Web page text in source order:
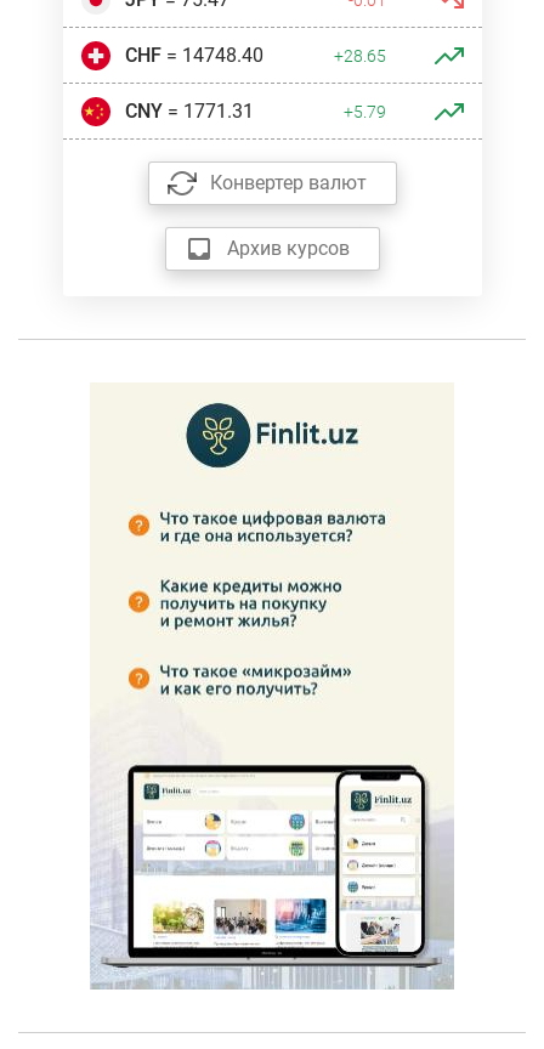
CHF= 14748.40 +28.65
CNY= 1771.31 +5.79
Конвертер валют
Архив курсов